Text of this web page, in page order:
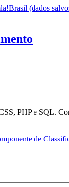
(dados
PHP e SQL.
de